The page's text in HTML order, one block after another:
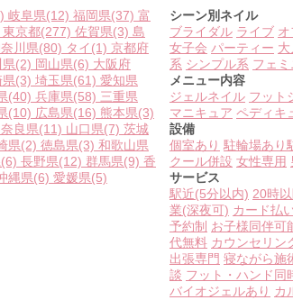
岐阜県(12) 福岡県(37) 富
東京都(277) 佐賀県(3) 島
川県(80) タイ(1) 京都府
県(2) 岡山県(6) 大阪府
県(3) 埼玉県(61) 愛知県
(40) 兵庫県(58) 三重県
(10) 広島県(16) 熊本県(3)
奈良県(11) 山口県(7) 茨城
県(2) 徳島県(3) 和歌山県
(6) 長野県(12) 群馬県(9) 香
縄県(6) 愛媛県(5)
シーン別ネイル
ブライダル ライブ
女子会 パーティー
系 シンプル系 フェ
メニュー内容
ジェルネイル フット
マニキュア ペディキ
設備
個室あり 駐輪場あり
クール併設 女性専用
サービス
駅近(5分以内) 20時
業(深夜可) カード払
予約制 お子様同伴可
代無料 カウンセリン
出張専門 寝ながら施
談 フット・ハンド同
バイオジェルあり カ